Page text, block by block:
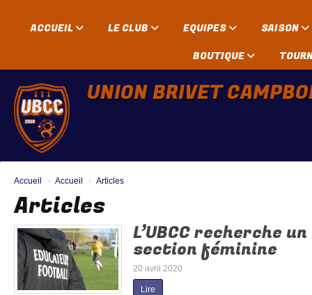
ACCUEIL LE CLUB EQUIPES
SAISON
BOUTIQUE
UNION BRIVET
Accueil Accueil Articles
Articles
L’UBCC recherche
section féminine
20 avril 2020
Lire